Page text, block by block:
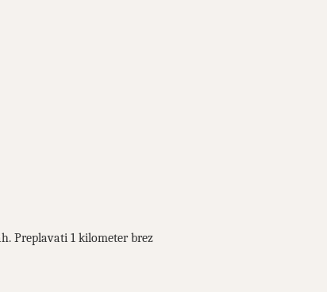
Preplavati 1 kilometer brez